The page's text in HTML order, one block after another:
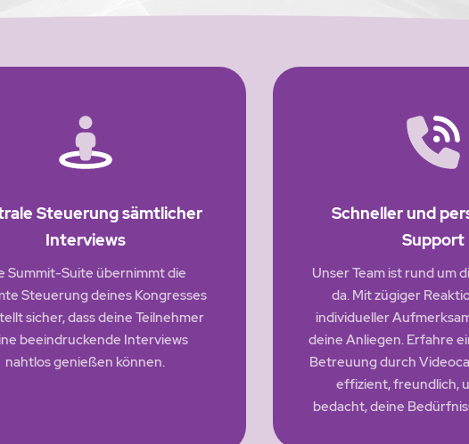
Steuerung sämtlicher
Interviews
Summit-Suite übernimmt die
Steuerung deines Kongresses
sicher, dass deine Teilnehmer
beeindruckende Interviews
nahtlos genießen können.
Schneller und
Support
Unser Team ist rund um
da. Mit zügiger
individueller
deine Anliegen. Erfahre
Betreuung durch
effizient, freundlich,
bedacht, deine